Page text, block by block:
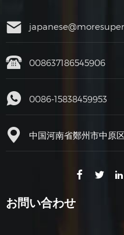
008637186545906
0086-15838459953
中国河南省鄭州市中原
お問い合わせ